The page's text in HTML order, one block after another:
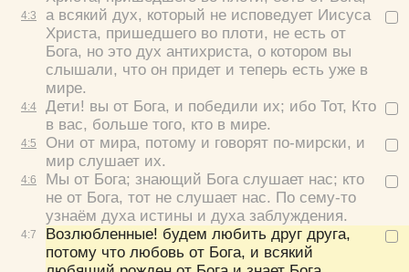
4:3
4:4
4:5
4:6
4:7
а всякий дух, который не исповедует Иисуса
Христа, пришедшего во плоти, не есть от
Бога, но это дух антихриста, о котором вы
слышали, что он придет и теперь есть уже в
мире.
Дети! вы от Бога, и победили их; ибо Тот, Кто
в вас, больше того, кто в мире.
Они от мира, потому и говорят по-мирски, и
мир слушает их.
Мы от Бога; знающий Бога слушает нас; кто
не от Бога, тот не слушает нас. По сему-то
узнаём духа истины и духа заблуждения.
Возлюбленные! будем любить друг друга,
потому что любовь от Бога, и всякий